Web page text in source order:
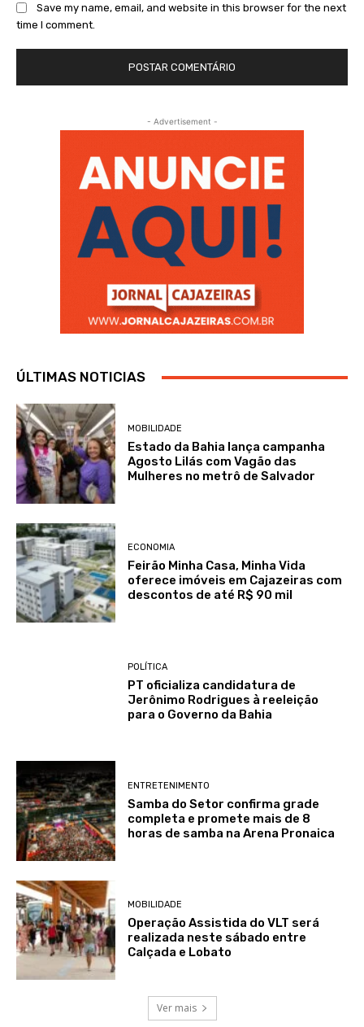
Save my name, email, and website in this browser for the next
time I comment.
- Advertisement -
ÚLTIMAS NOTICIAS
MOBILIDADE
Estado da Bahia lança campanha
Agosto Lilás com Vagão das
Mulheres no metrô de Salvador
ECONOMIA
Feirão Minha Casa, Minha Vida
oferece imóveis em Cajazeiras com
descontos de até R$ 90 mil
POLÍTICA
PT oficializa candidatura de
Jerônimo Rodrigues à reeleição
para o Governo da Bahia
ENTRETENIMENTO
Samba do Setor confirma grade
completa e promete mais de 8
horas de samba na Arena Pronaica
MOBILIDADE
Operação Assistida do VLT será
realizada neste sábado entre
Calçada e Lobato
Ver mais